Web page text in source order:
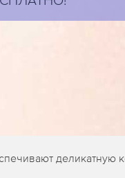
деликатную